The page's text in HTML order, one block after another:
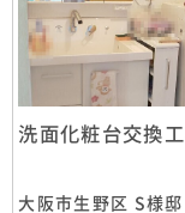
洗面化粧台交換
大阪市生野区 S様邸